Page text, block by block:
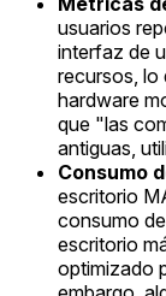
usuarios
interfaz de
recursos, lo
hardware
que "las
antiguas,
Consumo
escritorio
consumo
escritorio
optimizado